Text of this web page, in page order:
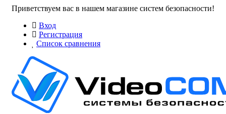
Приветствуем вас в нашем магазине систем безопасности!
Вход
Регистрация
Список сравнения